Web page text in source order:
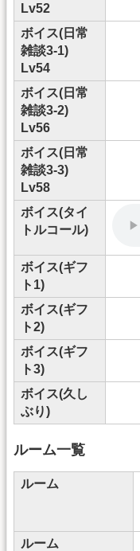
Lv52
ボイス(日常
雑談3-1)
Lv54
ボイス(日常
雑談3-2)
Lv56
ボイス(日常
雑談3-3)
Lv58
ボイス(タイ
トルコール)
ボイス(ギフ
ト1)
ボイス(ギフ
ト2)
ボイス(ギフ
ト3)
ボイス(久し
ぶり)
ルーム一覧
ルーム
ルーム